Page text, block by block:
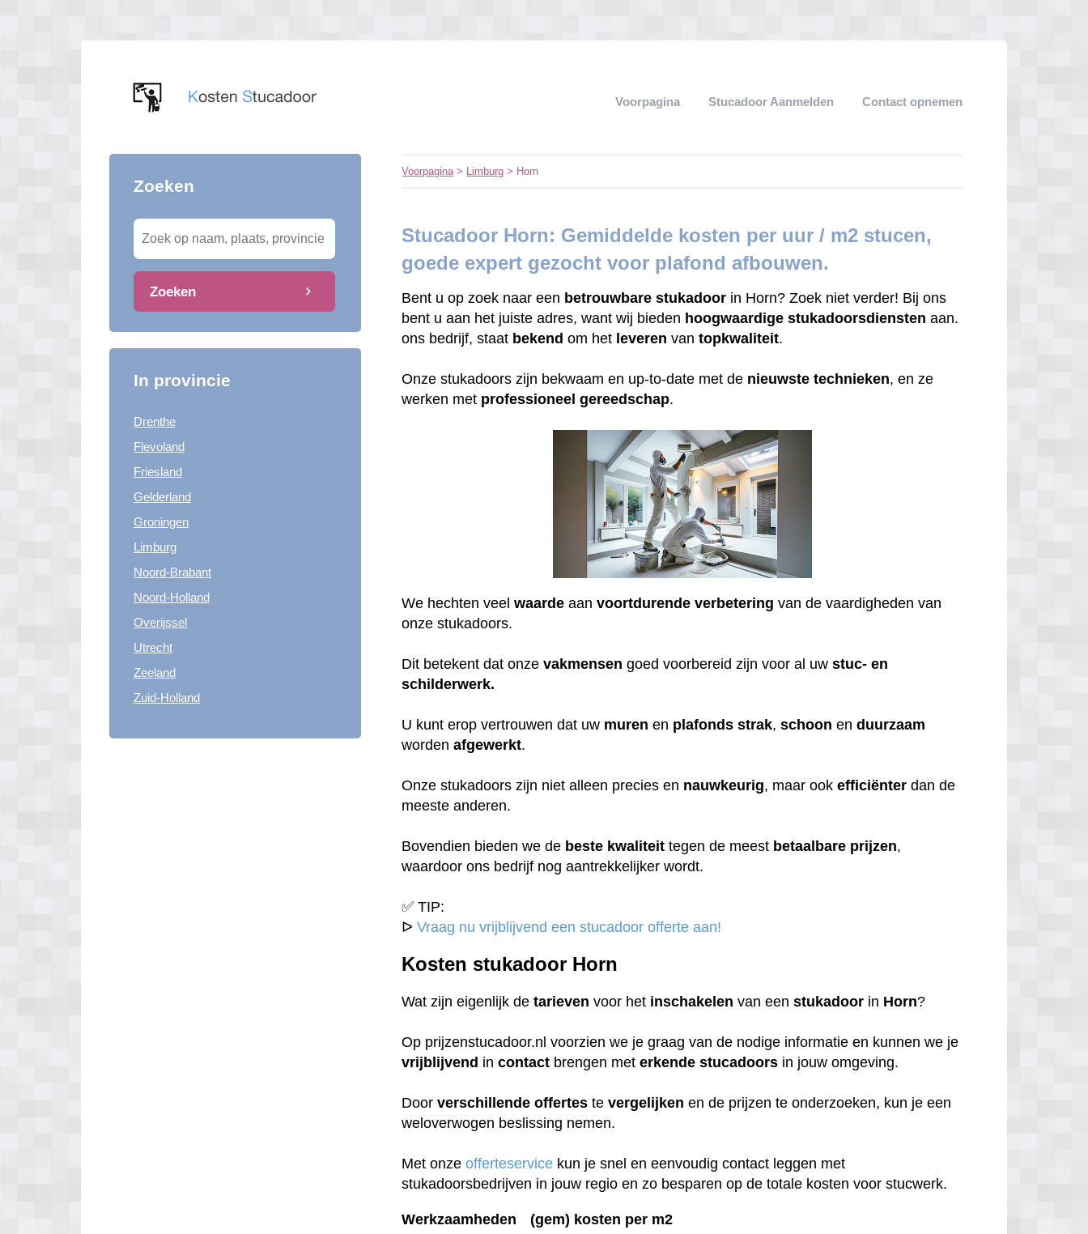
Voorpagina Stucadoor Aanmelden Contact opnemen
Zoeken
Zoeken
In provincie
Drenthe
Flevoland
Friesland
Gelderland
Groningen
Limburg
Noord-Brabant
Noord-Holland
Overijssel
Utrecht
Zeeland
Zuid-Holland
Voorpagina> Limburg > Horn
Stucadoor Horn: Gemiddelde kosten per uur / m2 stucen,
goede expert gezocht voor plafond afbouwen.
Bent u op zoek naar een betrouwbare stukadoor in Horn? Zoek niet verder! Bij ons
bent u aan het juiste adres, want wij bieden hoogwaardige stukadoorsdiensten aan.
ons bedrijf, staat bekend om het leveren vantopkwaliteit.
Onze stukadoors zijn bekwaam en up-to-date met de nieuwste technieken, en ze
werken met professioneel gereedschap.
We hechten veelwaarde aanvoortdurende verbetering van de vaardigheden van
onze stukadoors.
Dit betekent dat onzevakmensen goed voorbereid zijn voor al uwstuc- en
schilderwerk.
U kunt erop vertrouwen dat uw muren en plafonds strak,schoon enduurzaam
wordenafgewerkt.
Onze stukadoors zijn niet alleen precies en nauwkeurig, maar ookefficiënter dan de
meeste anderen.
Bovendien bieden we de beste kwaliteit tegen de meest betaalbare prijzen,
waardoor ons bedrijf nog aantrekkelijker wordt.
✅ TIP:
ᐅVraag nu vrijblijvend een stucadoor offerte aan!
Kosten stukadoor Horn
Wat zijn eigenlijk detarieven voor het inschakelen van eenstukadoor in Horn?
Op prijzenstucadoor.nl voorzien we je graag van de nodige informatie en kunnen we je
vrijblijvend incontact brengen meterkende stucadoors in jouw omgeving.
Doorverschillende offertes tevergelijken en de prijzen te onderzoeken, kun je een
weloverwogen beslissing nemen.
Met onzeofferteservice kun je snel en eenvoudig contact leggen met
stukadoorsbedrijven in jouw regio en zo besparen op de totale kosten voor stucwerk.
Werkzaamheden (gem) kosten per m2